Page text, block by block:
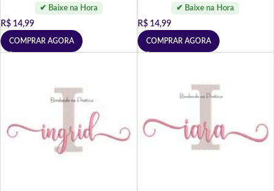
R$ 14,99
COMPRAR AGORA
R$14,99
COMPRAR AGORA